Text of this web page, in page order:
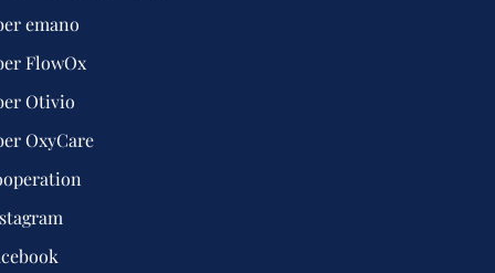
emano
FlowOx
Otivio
OxyCare